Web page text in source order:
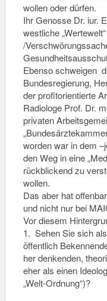
wollen oder dürfen.
Ihr Genosse Dr. iur.
westliche
/
Ebenso schweigen
Bundesregierung,
der profitorientierte
Radiologe Prof. Dr.
privaten
worden war in dem
den Weg in eine
rückblickend zu
wollen.
Das aber hat
und nicht nur bei
Vor diesem
1. Sehen Sie sich
öffentlich
her denkenden,
eher als einen
„Welt-Ordnung“)?